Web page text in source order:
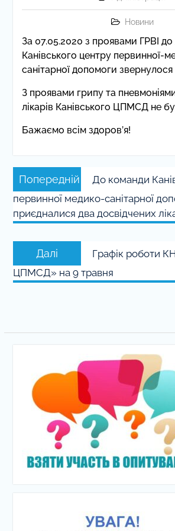
Новини
За 07.05.2020 з проявами ГРВІ до
Канівського центру первинної-
санітарної допомоги
З проявами грипу та
лікарів Канівського ЦПМСД не
Бажаємо всім здоров’я!
Навігація
записів
Попередній
запис:
До команди
первинної медико-санітарної
приєдналися два досвідчених
Далі
Наступний
запис:
Графік роботи
ЦПМСД» на 9 травня